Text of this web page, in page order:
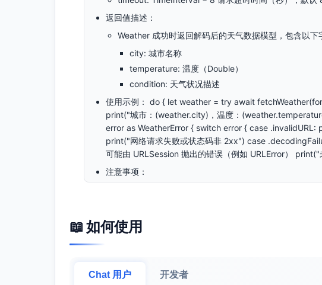
返回值描述：
Weather 成功时返回解码后的天气数据模型，包含以下
city: 城市名称
temperature: 温度（Double）
condition: 天气状况描述
使用示例： do { let weather = try await
print("城市：(weather.city)，温度：
error as WeatherError { switch error { case
print("网络请求失败或状态码非 2xx") case
可能由 URLSession 抛出的错误（例如 URLError）
注意事项：
WeatherError.networkFailure：当响应状态码不在
3xx/4xx/5xx）。
其他错误：URLSession.shared.data(for:) 过程中
📖 如何使用
Chat 用户 开发者